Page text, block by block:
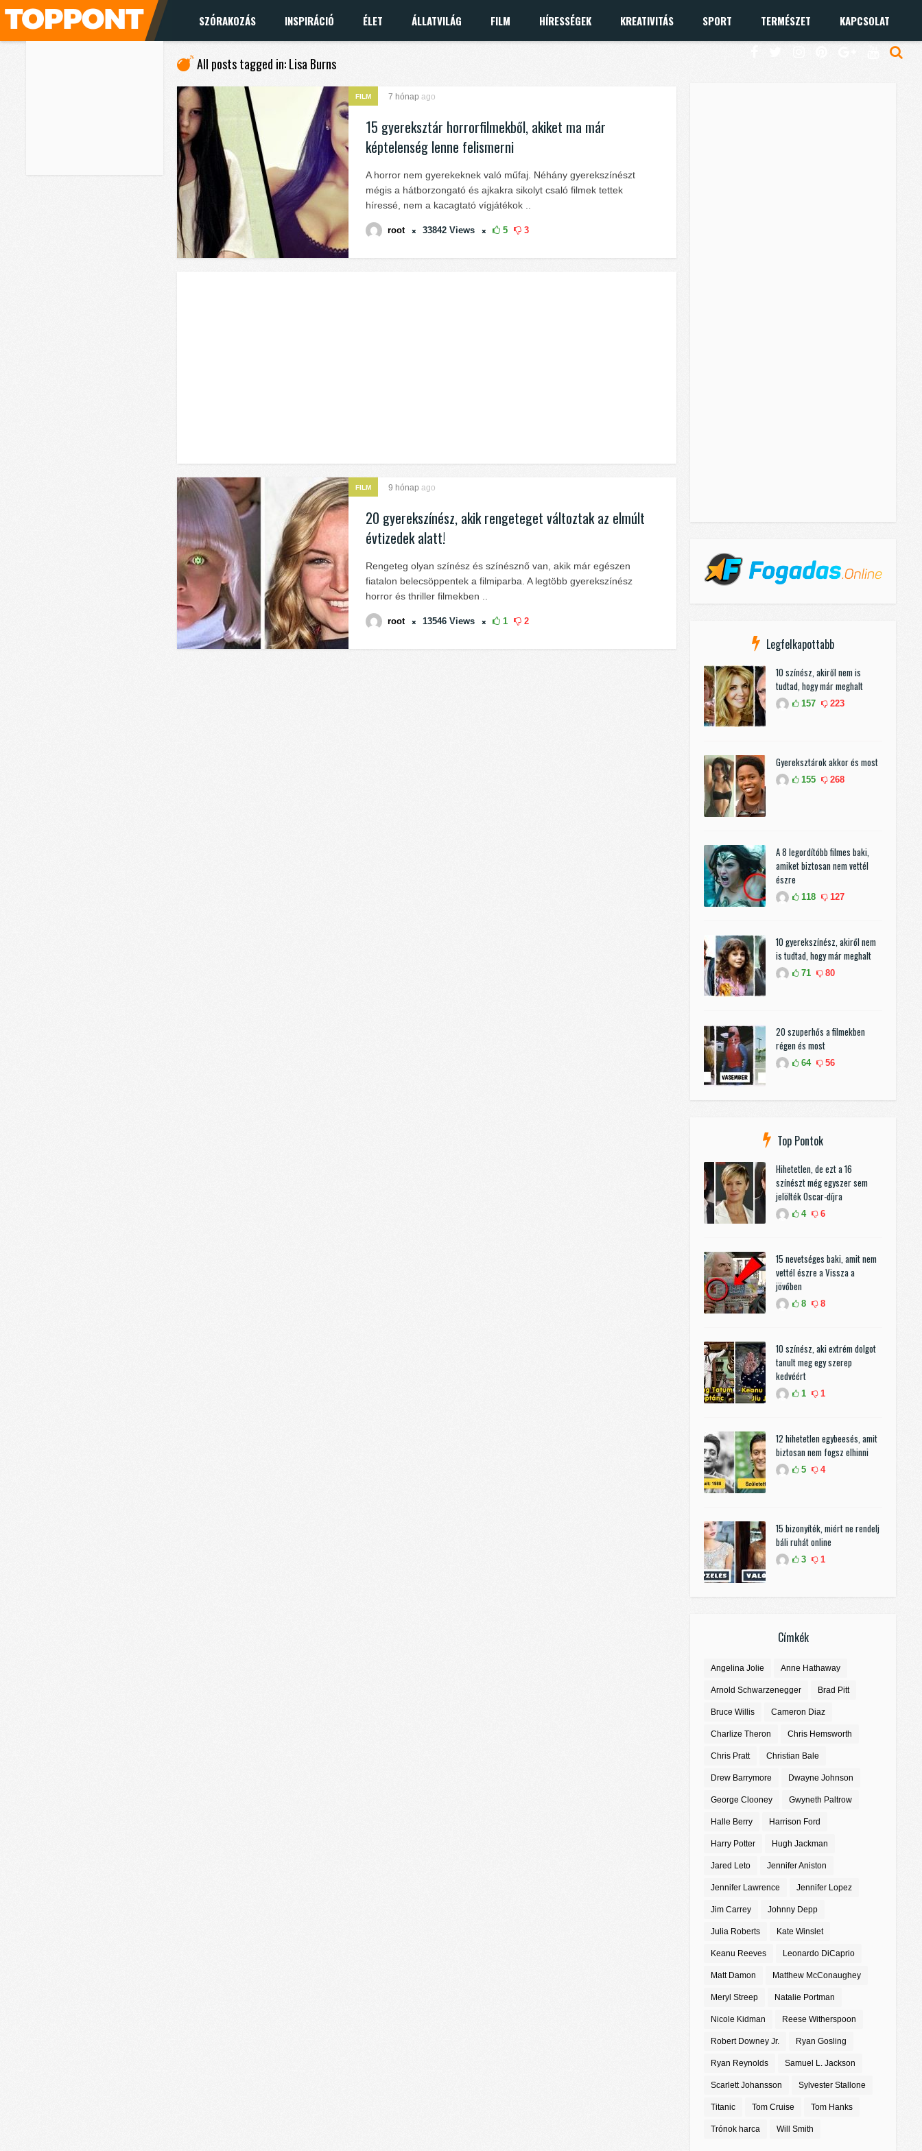
SZÓRAKOZÁS INSPIRÁCIÓ ÉLET ÁLLATVILÁG FILM HÍRESSÉGEK KREATIVITÁS SPORT TERMÉSZET KAPCSOLAT
All posts tagged in: Lisa Burns
FILM 7 hónap ago
15 gyereksztár horrorfilmekből, akiket ma már
képtelenség lenne felismerni
A horror nem gyerekeknek való műfaj. Néhány gyerekszínészt
mégis a hátborzongató és ajkakra sikolyt csaló filmek tettek
híressé, nem a kacagtató vígjátékok ..
root 33842 Views 5 3
FILM 9 hónap ago
20 gyerekszínész, akik rengeteget változtak az elmúlt
évtizedek alatt!
Rengeteg olyan színész és színésznő van, akik már egészen
fiatalon belecsöppentek a filmiparba. A legtöbb gyerekszínész
horror és thriller filmekben ..
root 13546 Views 1 2
Legfelkapottabb
10 színész, akiről nem is
tudtad, hogy már meghalt
157 223
Gyereksztárok akkor és most
155 268
A 8 legordítóbb filmes baki,
amiket biztosan nem vettél
észre
118 127
10 gyerekszínész, akiről nem
is tudtad, hogy már meghalt
71 80
20 szuperhős a filmekben
régen és most
64 56
Top Pontok
Hihetetlen, de ezt a 16
színészt még egyszer sem
jelölték Oscar-díjra
4 6
15 nevetséges baki, amit nem
vettél észre a Vissza a
jövőben
8 8
10 színész, aki extrém dolgot
tanult meg egy szerep
kedvéért
1 1
12 hihetetlen egybeesés, amit
biztosan nem fogsz elhinni
5 4
15 bizonyíték, miért ne rendelj
báli ruhát online
3 1
Címkék
Angelina Jolie Anne Hathaway
Arnold Schwarzenegger Brad Pitt
Bruce Willis Cameron Diaz
Charlize Theron Chris Hemsworth
Chris Pratt Christian Bale
Drew Barrymore Dwayne Johnson
George Clooney Gwyneth Paltrow
Halle Berry Harrison Ford
Harry Potter Hugh Jackman
Jared Leto Jennifer Aniston
Jennifer Lawrence Jennifer Lopez
Jim Carrey Johnny Depp
Julia Roberts Kate Winslet
Keanu Reeves Leonardo DiCaprio
Matt Damon Matthew McConaughey
Meryl Streep Natalie Portman
Nicole Kidman Reese Witherspoon
Robert Downey Jr. Ryan Gosling
Ryan Reynolds Samuel L. Jackson
Scarlett Johansson Sylvester Stallone
Titanic Tom Cruise Tom Hanks
Trónok harca Will Smith